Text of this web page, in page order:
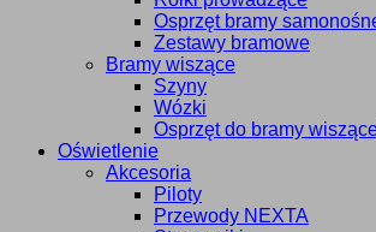
Osprzęt bramy
Zestawy bramowe
Bramy wiszące
Szyny
Wózki
Osprzęt do bramy
Oświetlenie
Akcesoria
Piloty
Przewody NEXTA